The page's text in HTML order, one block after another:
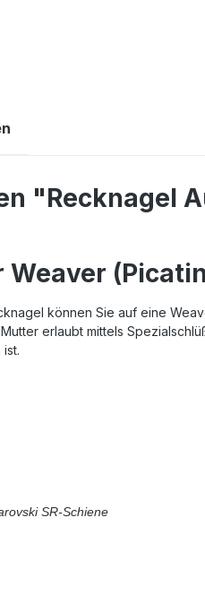
"Recknagel
können Sie auf eine
erlaubt mittels
SR-Schiene